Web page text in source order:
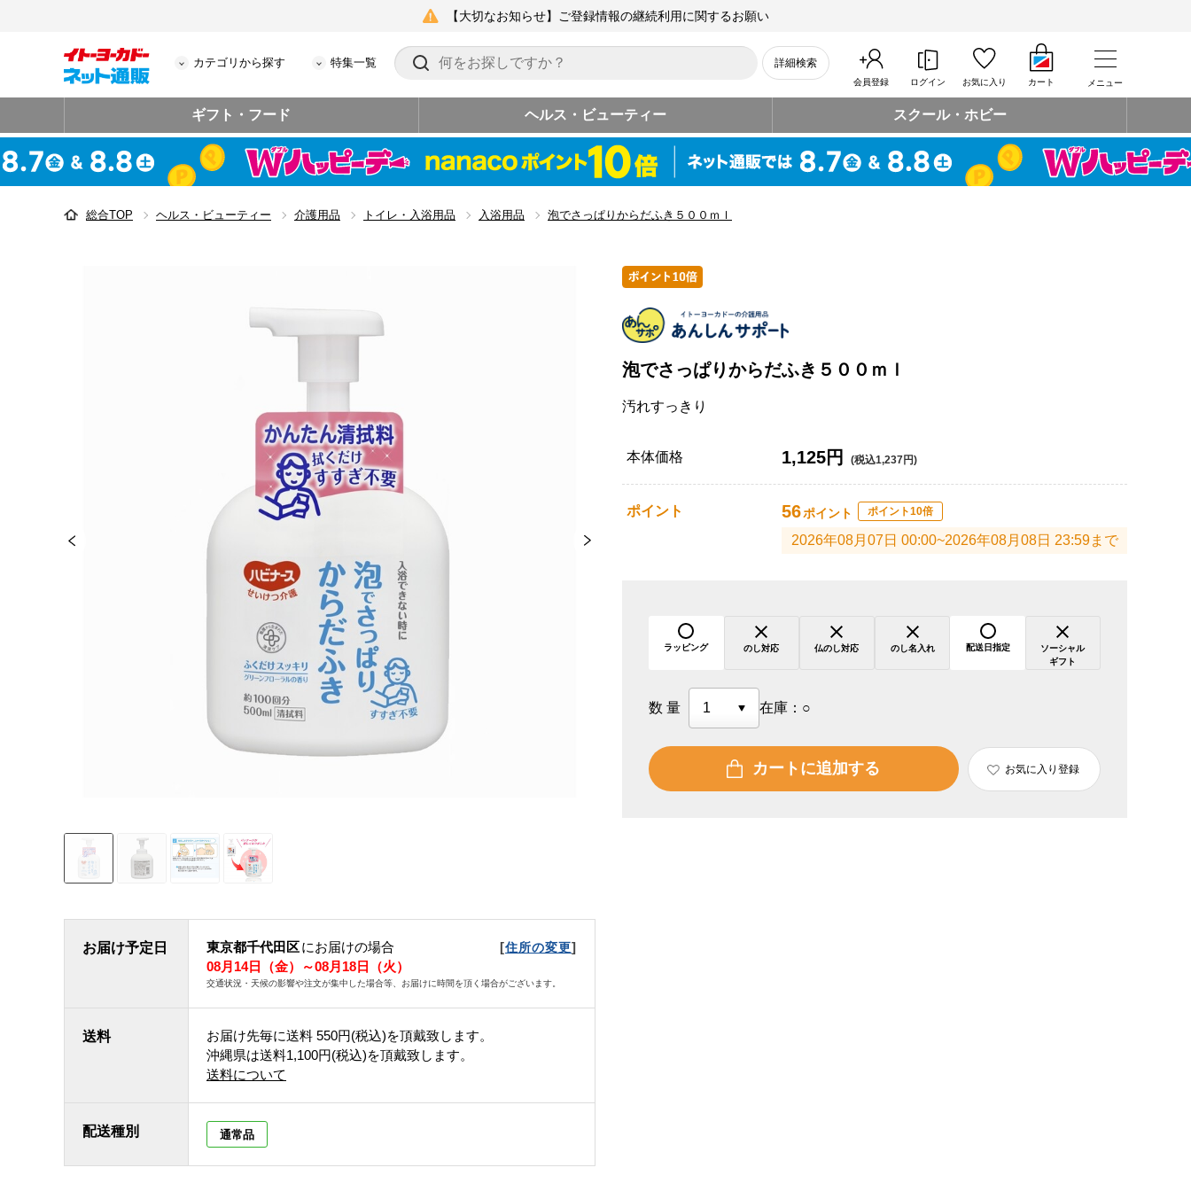
【大切なお知らせ】ご登録情報の継続利用に関するお願い
カテゴリから探す 特集一覧 詳細検索
会員登録 ログイン お気に入り カート メニュー
ギフト・フード ヘルス・ビューティー スクール・ホビー
総合TOP ヘルス・ビューティー 介護用品 トイレ・入浴用品 入浴用品 泡でさっぱりからだふき５００ｍｌ
お届け予定日 東京都千代田区にお届けの場合 [住所の変更]
08月14日（金）～08月18日（火）
交通状況・天候の影響や注文が集中した場合等、お届けに時間を頂く場合がございます。
送料 お届け先毎に送料 550円(税込)を頂戴致します。
沖縄県は送料1,100円(税込)を頂戴致します。
送料について
配送種別 通常品
泡でさっぱりからだふき５００ｍｌ
汚れすっきり
本体価格 1,125円 (税込1,237円)
ポイント 56ポイント ポイント10倍
2026年08月07日 00:00~2026年08月08日 23:59まで
ラッピング のし対応 仏のし対応 のし名入れ 配送日指定
ソーシャル
ギフト
数量 在庫： ○
カートに追加する お気に入り登録